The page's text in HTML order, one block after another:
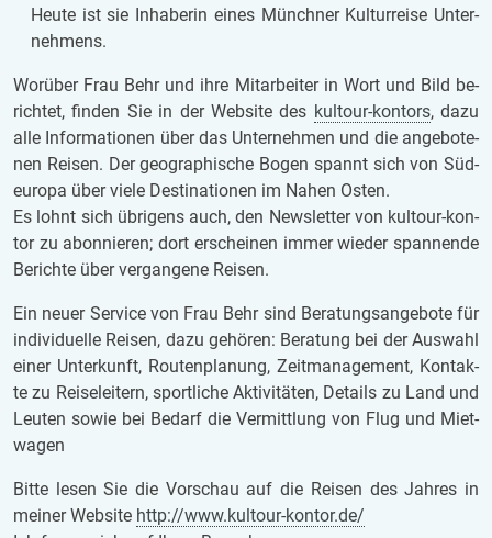
Heute ist sie In­ha­be­rin eines Münch­ner Kul­tur­rei­se Un­ter­
neh­mens.
Wor­über Frau Behr und ihre Mit­ar­bei­ter in Wort und Bild be­
rich­tet, fin­den Sie in der Web­site des kult­our-kon­tors, dazu
alle In­for­ma­ti­o­nen über das Un­ter­neh­men und die an­ge­bo­te­
nen Rei­sen. Der geo­gra­phi­sche Bogen spannt sich von Süd­
eu­ro­pa über viele De­sti­na­ti­o­nen im Nahen Osten.
Es lohnt sich üb­ri­gens auch, den News­let­ter von kult­our-kon­
tor zu abon­nie­ren; dort er­schei­nen immer wie­der span­nen­de
Be­rich­te über ver­gan­ge­ne Rei­sen.
Ein neuer Ser­vice von Frau Behr sind Be­ra­tungs­an­ge­bo­te für
in­di­vi­du­el­le Rei­sen, dazu ge­hö­ren: Be­ra­tung bei der Aus­wahl
einer Un­ter­kunft, Rou­ten­pla­nung, Zeit­ma­nage­ment, Kon­tak­
te zu Rei­se­lei­tern, sport­li­che Ak­ti­vi­tä­ten, De­tails zu Land und
Leu­ten sowie bei Be­darf die Ver­mitt­lung von Flug und Miet­
wa­gen
Bitte lesen Sie die Vor­schau auf die Rei­sen des Jah­res in
mei­ner Web­site http://www.kult­our-kon­tor.de/